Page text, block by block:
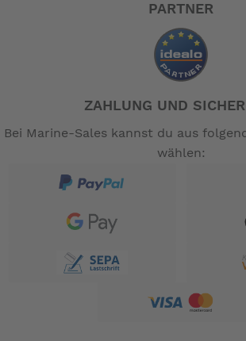
PARTNER
ZAHLUNG UND
Bei Marine-Sales kannst du aus
wählen: